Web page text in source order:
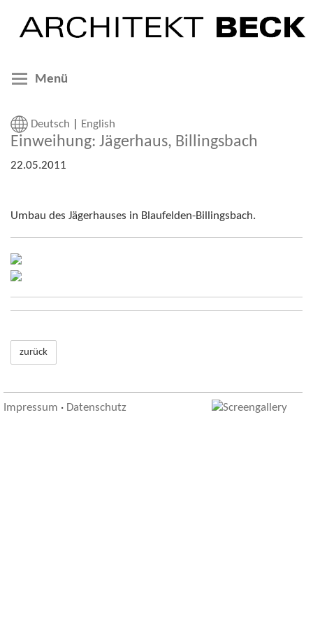
Menü
Deutsch English
Einweihung: Jägerhaus, Billingsbach
22.05.2011
Umbau des Jägerhauses in Blaufelden-Billingsbach.
zurück
Impressum · Datenschutz